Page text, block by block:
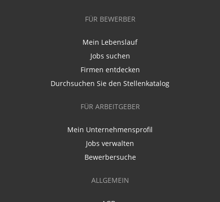
FÜR BEWERBER
Mein Lebenslauf
Jobs suchen
Firmen entdecken
Durchsuchen Sie den Stellenkatalog
FÜR ARBEITGEBER
Mein Unternehmensprofil
Jobs verwalten
Bewerbersuche
ALLGEMEIN